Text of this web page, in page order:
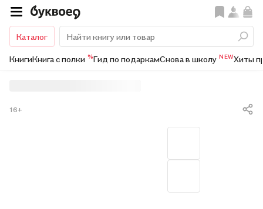
Каталог
КнигиКнига с полки %Гид по подаркамСнова в школу NEWХиты
16+